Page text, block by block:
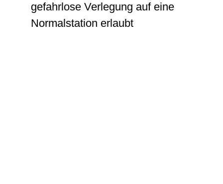
gefahrlose Verlegung auf eine
Normalstation erlaubt